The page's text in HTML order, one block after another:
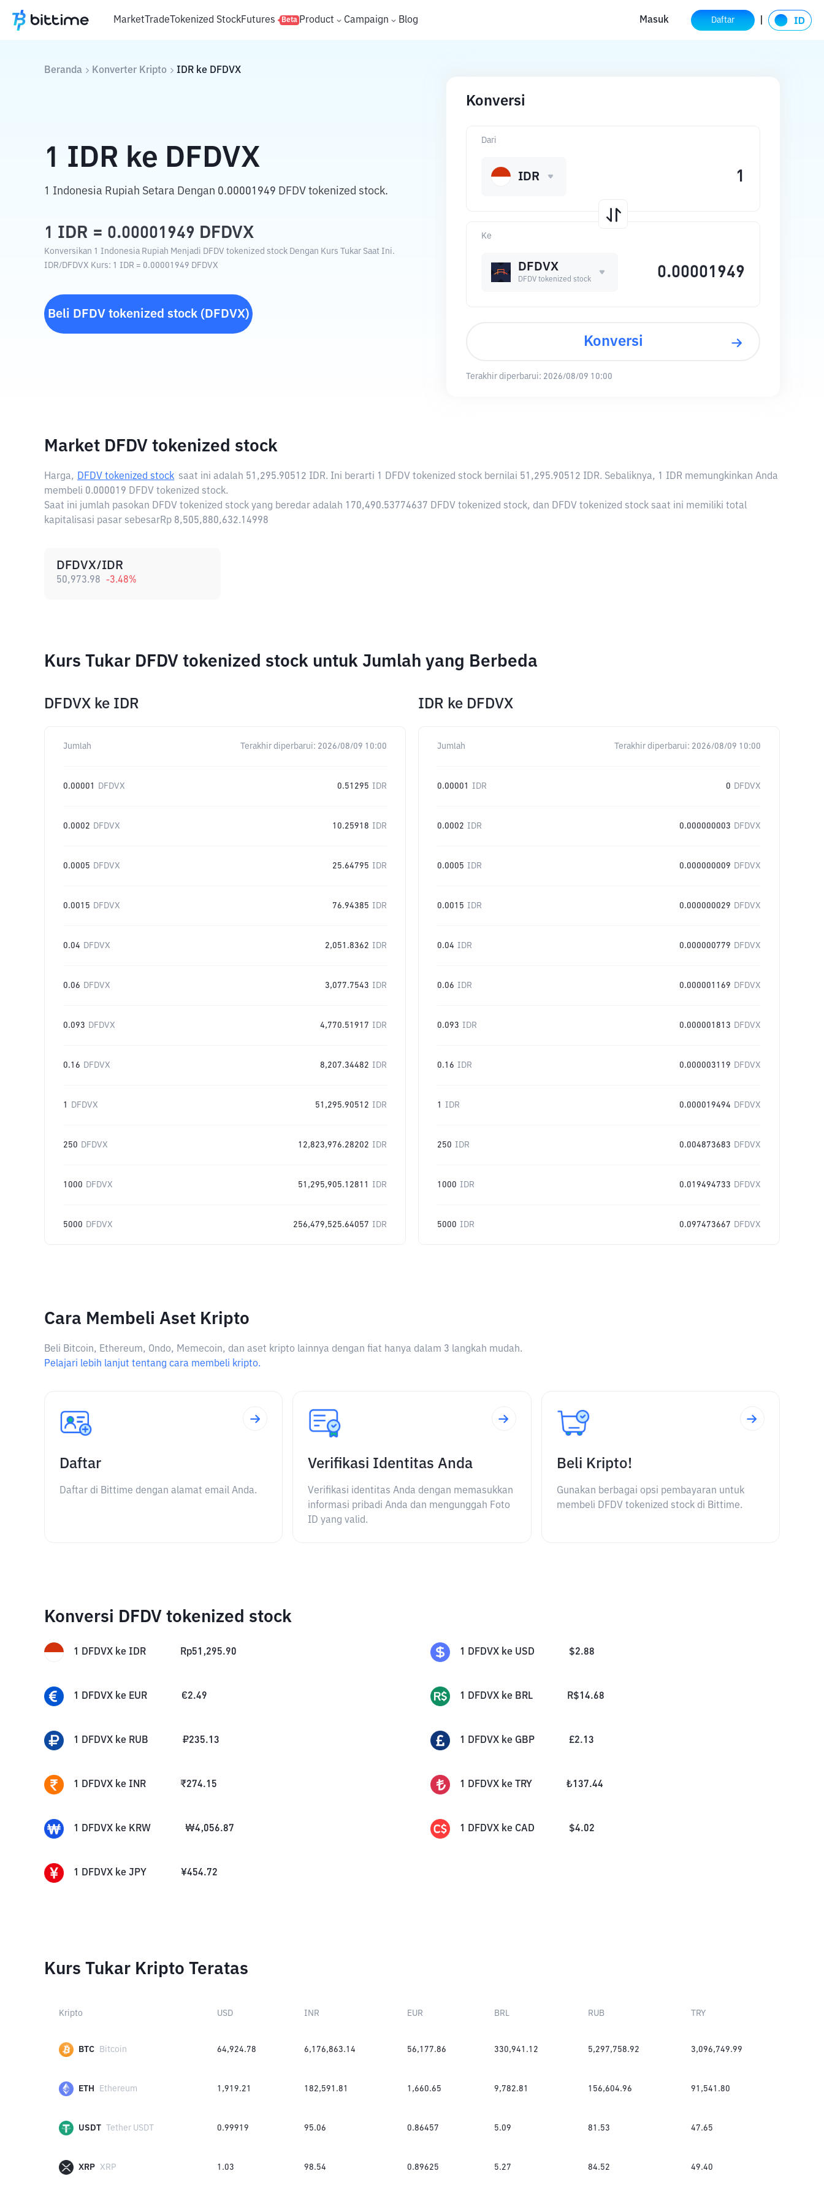
MarketTradeTokenized StockFutures Beta Product Campaign Blog Masuk Daftar
Beranda Konverter Kripto IDR ke DFDVX
1 IDR ke DFDVX
1 Indonesia Rupiah Setara Dengan 0.00001949 DFDV tokenized stock.
1 IDR = 0.00001949 DFDVX
Konversikan 1 Indonesia Rupiah Menjadi DFDV tokenized stock Dengan Kurs Tukar Saat Ini.
IDR/DFDVX Kurs: 1 IDR = 0.00001949 DFDVX
Beli DFDV tokenized stock( DFDVX)
Konversi
Ke
DFDVX
DFDV tokenized stock
Dari
IDR
Konversi
Terakhir diperbarui: 2026/08/09 10:00
Market DFDV tokenized stock
Harga, DFDV tokenized stock saat ini adalah 51,295.90512 IDR. Ini berarti 1 DFDV tokenized stock bernilai 51,295.90512 IDR. Sebaliknya, 1 IDR memungkinkan Anda
membeli 0.000019 DFDV tokenized stock.
Saat ini jumlah pasokan DFDV tokenized stock yang beredar adalah 170,490.53774637 DFDV tokenized stock, dan DFDV tokenized stock saat ini memiliki total
kapitalisasi pasar sebesarRp 8,505,880,632.14998
DFDVX/IDR
50,973.98 -3.48%
Kurs Tukar DFDV tokenized stock untuk Jumlah yang Berbeda
DFDVX ke IDR
Jumlah Terakhir diperbarui: 2026/08/09 10:00
0.00001 DFDVX 0.51295 IDR
0.0002 DFDVX 10.25918 IDR
0.0005 DFDVX 25.64795 IDR
0.0015 DFDVX 76.94385 IDR
0.04 DFDVX 2,051.8362 IDR
0.06 DFDVX 3,077.7543 IDR
0.093 DFDVX 4,770.51917 IDR
0.16 DFDVX 8,207.34482 IDR
1 DFDVX 51,295.90512 IDR
250 DFDVX 12,823,976.28202 IDR
1000 DFDVX 51,295,905.12811 IDR
5000 DFDVX 256,479,525.64057 IDR
IDR ke DFDVX
Jumlah Terakhir diperbarui: 2026/08/09 10:00
0.00001 IDR 0 DFDVX
0.0002 IDR 0.000000003 DFDVX
0.0005 IDR 0.000000009 DFDVX
0.0015 IDR 0.000000029 DFDVX
0.04 IDR 0.000000779 DFDVX
0.06 IDR 0.000001169 DFDVX
0.093 IDR 0.000001813 DFDVX
0.16 IDR 0.000003119 DFDVX
1 IDR 0.000019494 DFDVX
250 IDR 0.004873683 DFDVX
1000 IDR 0.019494733 DFDVX
5000 IDR 0.097473667 DFDVX
Cara Membeli Aset Kripto
Beli Bitcoin, Ethereum, Ondo, Memecoin, dan aset kripto lainnya dengan fiat hanya dalam 3 langkah mudah.
Pelajari lebih lanjut tentang cara membeli kripto.
Daftar
Daftar di Bittime dengan alamat email Anda.
Verifikasi Identitas Anda
Verifikasi identitas Anda dengan memasukkan
informasi pribadi Anda dan mengunggah Foto
ID yang valid.
Beli Kripto!
Gunakan berbagai opsi pembayaran untuk
membeli DFDV tokenized stock di Bittime.
Konversi DFDV tokenized stock
1 DFDVX ke IDR Rp51,295.90 1 DFDVX ke USD $2.88
1 DFDVX ke EUR €2.49 1 DFDVX ke BRL R$14.68
1 DFDVX ke RUB ₽235.13 1 DFDVX ke GBP £2.13
1 DFDVX ke INR ₹274.15 1 DFDVX ke TRY ₺137.44
1 DFDVX ke KRW ₩4,056.87 1 DFDVX ke CAD $4.02
1 DFDVX ke JPY ¥454.72
Kurs Tukar Kripto Teratas
Kripto USD INR EUR BRL RUB TRY
BTC Bitcoin 64,924.78 6,176,863.14 56,177.86 330,941.12 5,297,758.92 3,096,749.99
ETH Ethereum 1,919.21 182,591.81 1,660.65 9,782.81 156,604.96 91,541.80
USDT Tether USDT 0.99919 95.06 0.86457 5.09 81.53 47.65
XRP XRP 1.03 98.54 0.89625 5.27 84.52 49.40